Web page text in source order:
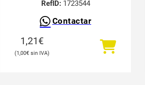
RefID:1723544
Contactar
1,21€
1,00€